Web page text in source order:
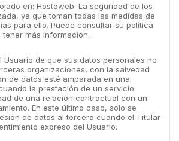
en: Hostoweb. La seguridad de los
ya que toman todas las medidas de
para ello. Puede consultar su política
más información.
Usuario de que sus datos personales no
organizaciones, con la salvedad
de datos esté amparada en una
la prestación de un servicio
de una relación contractual con un
En este último caso, solo se
de datos al tercero cuando el Titular
expreso del Usuario.